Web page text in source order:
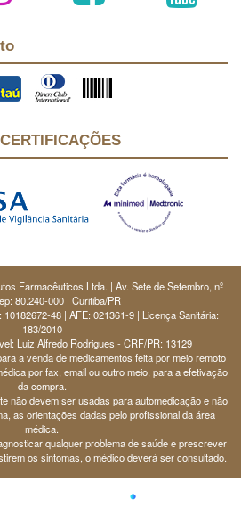
Farmacêuticos Ltda. | Av. Sete de Setembro, nº
80.240-000 | Curitiba/PR
48 | AFE: 021361-9 | Licença Sanitária:
183/2010
Luiz Alfredo Rodrigues - CRF/PR: 13129
a venda de medicamentos feita por meio remoto
por fax, email ou outro meio, para a efetivação
da compra.
não devem ser usadas para automedicação e não
as orientações dadas pelo profissional da área
médica.
qualquer problema de saúde e prescrever
os sintomas, o médico deverá ser consultado.